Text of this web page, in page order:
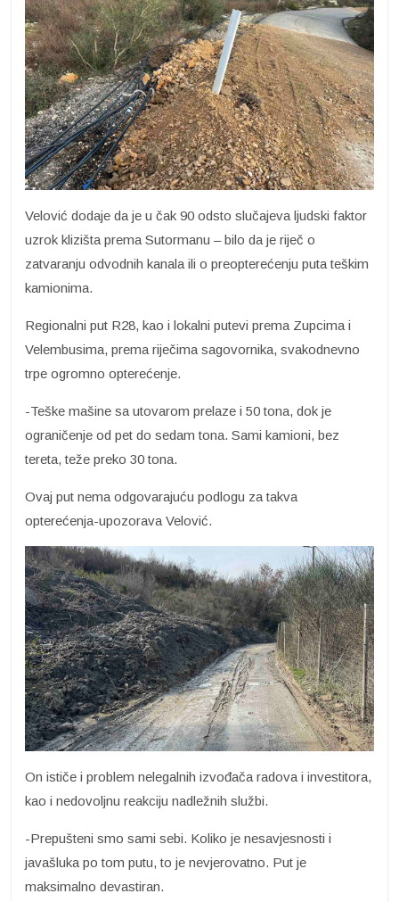
Velović dodaje da je u čak 90 odsto slučajeva ljudski faktor
uzrok klizišta prema Sutormanu – bilo da je riječ o
zatvaranju odvodnih kanala ili o preopterećenju puta teškim
kamionima.
Regionalni put R28, kao i lokalni putevi prema Zupcima i
Velembusima, prema riječima sagovornika, svakodnevno
trpe ogromno opterećenje.
-Teške mašine sa utovarom prelaze i 50 tona, dok je
ograničenje od pet do sedam tona. Sami kamioni, bez
tereta, teže preko 30 tona.
Ovaj put nema odgovarajuću podlogu za takva
opterećenja-upozorava Velović.
On ističe i problem nelegalnih izvođača radova i investitora,
kao i nedovoljnu reakciju nadležnih službi.
-Prepušteni smo sami sebi. Koliko je nesavjesnosti i
javašluka po tom putu, to je nevjerovatno. Put je
maksimalno devastiran.